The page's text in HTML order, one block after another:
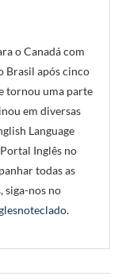
o Canadá com
Brasil após cinco
tornou uma parte
em diversas
Language
Inglês no
todas as
siga-nos no
.